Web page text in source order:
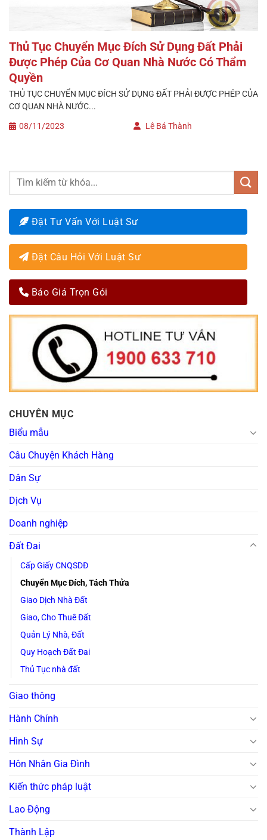
Thủ Tục Chuyển Mục Đích Sử Dụng Đất Phải
Được Phép Của Cơ Quan Nhà Nước Có Thẩm
Quyền
THỦ TỤC CHUYỂN MỤC ĐÍCH SỬ DỤNG ĐẤT PHẢI ĐƯỢC PHÉP CỦA
CƠ QUAN NHÀ NƯỚC...
08/11/2023 Lê Bá Thành
Đặt Tư Vấn Với Luật Sư
Đặt Câu Hỏi Với Luật Sư
Báo Giá Trọn Gói
CHUYÊN MỤC
Biểu mẫu
Câu Chuyện Khách Hàng
Dân Sự
Dịch Vụ
Doanh nghiệp
Đất Đai
Cấp Giấy CNQSDĐ
Chuyển Mục Đích, Tách Thửa
Giao Dịch Nhà Đất
Giao, Cho Thuê Đất
Quản Lý Nhà, Đất
Quy Hoạch Đất Đai
Thủ Tục nhà đất
Giao thông
Hành Chính
Hình Sự
Hôn Nhân Gia Đình
Kiến thức pháp luật
Lao Động
Thành Lập